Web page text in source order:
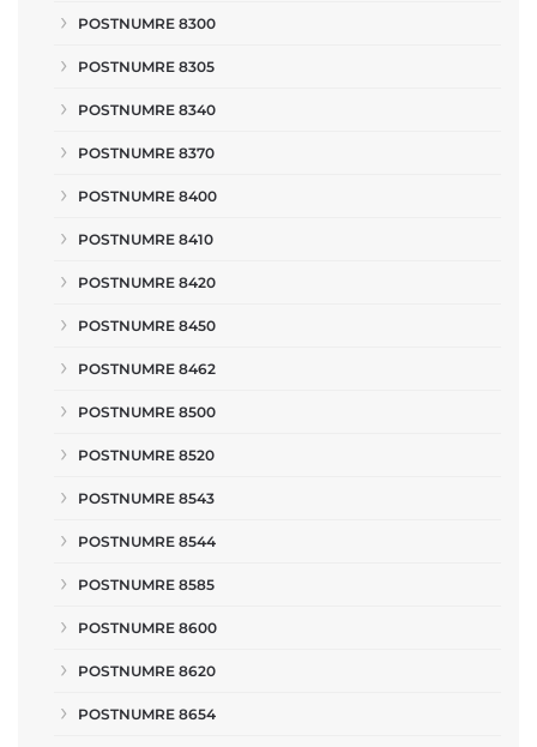
POSTNUMRE 8300
POSTNUMRE 8305
POSTNUMRE 8340
POSTNUMRE 8370
POSTNUMRE 8400
POSTNUMRE 8410
POSTNUMRE 8420
POSTNUMRE 8450
POSTNUMRE 8462
POSTNUMRE 8500
POSTNUMRE 8520
POSTNUMRE 8543
POSTNUMRE 8544
POSTNUMRE 8585
POSTNUMRE 8600
POSTNUMRE 8620
POSTNUMRE 8654